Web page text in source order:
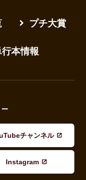
プチ大賞
行本情報
チャンネル
Instagram